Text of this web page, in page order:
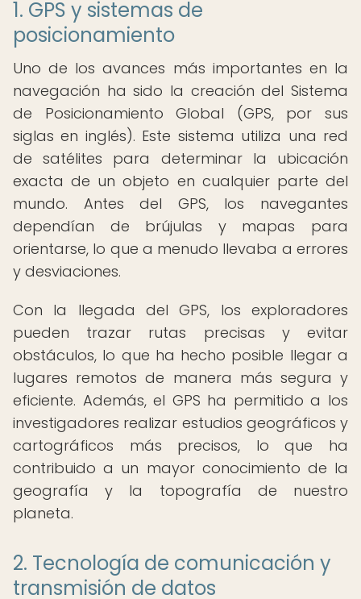
1. GPS y sistemas de
posicionamiento
Uno de los avances más importantes en la
navegación ha sido la creación del Sistema
de Posicionamiento Global (GPS, por sus
siglas en inglés). Este sistema utiliza una red
de satélites para determinar la ubicación
exacta de un objeto en cualquier parte del
mundo. Antes del GPS, los navegantes
dependían de brújulas y mapas para
orientarse, lo que a menudo llevaba a errores
y desviaciones.
Con la llegada del GPS, los exploradores
pueden trazar rutas precisas y evitar
obstáculos, lo que ha hecho posible llegar a
lugares remotos de manera más segura y
eficiente. Además, el GPS ha permitido a los
investigadores realizar estudios geográficos y
cartográficos más precisos, lo que ha
contribuido a un mayor conocimiento de la
geografía y la topografía de nuestro
planeta.
2. Tecnología de comunicación y
transmisión de datos